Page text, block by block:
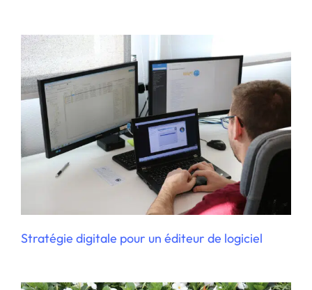
Stratégie digitale pour un éditeur de logiciel
Externalisation marketing digital pour
une PME